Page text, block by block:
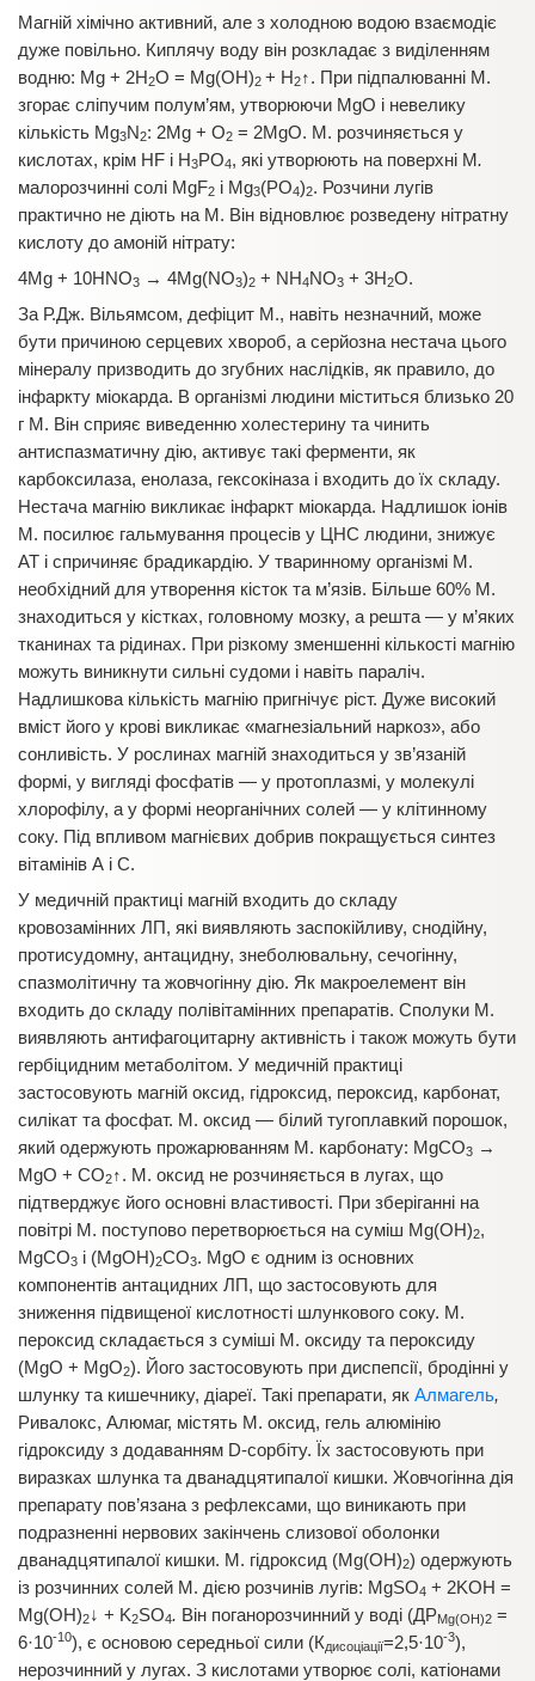
Магній хімічно активний, але з холодною водою взаємодіє
дуже повільно. Киплячу воду він розкладає з виділенням
водню: Mg + 2H2O = Mg(OH)2 + H2↑. При підпалюванні М.
згорає сліпучим полум’ям, утворюючи MgO і невелику
кількість Mg3N2: 2Mg + O2 = 2MgO. М. розчиняється у
кислотах, крім HF і H3PO4, які утворюють на поверхні М.
малорозчинні солі MgF2 і Mg3(PO4)2. Розчини лугів
практично не діють на М. Він відновлює розведену нітратну
кислоту до амоній нітрату:
4Mg + 10HNO3 → 4Mg(NO3)2 + NH4NO3 + 3H2O.
За Р.Дж. Вільямсом, дефіцит М., навіть незначний, може
бути причиною серцевих хвороб, а серйозна нестача цього
мінералу призводить до згубних наслідків, як правило, до
інфаркту міокарда. В організмі людини міститься близько 20
г М. Він сприяє виведенню холестерину та чинить
антиспазматичну дію, активує такі ферменти, як
карбоксилаза, енолаза, гексокіназа і входить до їх складу.
Нестача магнію викликає інфаркт міокарда. Надлишок іонів
М. посилює гальмування процесів у ЦНС людини, знижує
АТ і спричиняє брадикардію. У тваринному організмі М.
необхідний для утворення кісток та м’язів. Більше 60% М.
знаходиться у кістках, головному мозку, а решта — у м’яких
тканинах та рідинах. При різкому зменшенні кількості магнію
можуть виникнути сильні судоми і навіть параліч.
Надлишкова кількість магнію пригнічує ріст. Дуже високий
вміст його у крові викликає «магнезіальний наркоз», або
сонливість. У рослинах магній знаходиться у зв’язаній
формі, у вигляді фосфатів — у протоплазмі, у молекулі
хлорофілу, а у формі неорганічних солей — у клітинному
соку. Під впливом магнієвих добрив покращується синтез
вітамінів А і С.
У медичній практиці магній входить до складу
кровозамінних ЛП, які виявляють заспокійливу, снодійну,
протисудомну, антацидну, знеболювальну, сечогінну,
спазмолітичну та жовчогінну дію. Як макроелемент він
входить до складу полівітамінних препаратів. Сполуки М.
виявляють антифагоцитарну активність і також можуть бути
гербіцидним метаболітом. У медичній практиці
застосовують магній оксид, гідроксид, пероксид, карбонат,
силікат та фосфат. М. оксид — білий тугоплавкий порошок,
який одержують прожарюванням М. карбонату: MgCO3 →
MgO + CO2↑. М. оксид не розчиняється в лугах, що
підтверджує його основні властивості. При зберіганні на
повітрі М. поступово перетворюється на суміш Mg(OH)2,
MgCO3 і (MgOH)2CO3. MgO є одним із основних
компонентів антацидних ЛП, що застосовують для
зниження підвищеної кислотності шлункового соку. М.
пероксид складається з суміші М. оксиду та пероксиду
(MgO + MgO2). Його застосовують при диспепсії, бродінні у
шлунку та кишечнику, діареї. Такі препарати, як Алмагель,
Ривалокс, Алюмаг, містять М. оксид, гель алюмінію
гідроксиду з додаванням D-сорбіту. Їх застосовують при
виразках шлунка та дванадцятипалої кишки. Жовчогінна дія
препарату пов’язана з рефлексами, що виникають при
подразненні нервових закінчень слизової оболонки
дванадцятипалої кишки. М. гідроксид (Mg(OH)2) одержують
із розчинних солей М. дією розчинів лугів: MgSO4 + 2KOH =
Mg(OH)2↓ + K2SO4. Він поганорозчинний у воді (ДРMg(OH)2 =
6·10-10), є основою середньої сили (Кдисоціації=2,5·10-3),
нерозчинний у лугах. З кислотами утворює солі, катіонами